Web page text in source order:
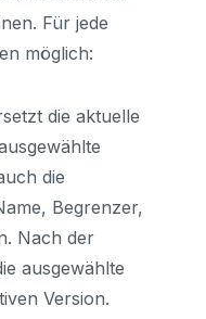
Für jede
möglich:
die aktuelle
die
Begrenzer,
Nach der
ausgewählte
Version.